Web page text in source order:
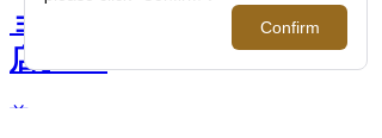
ョンを開催。【伊勢丹新宿
店】 >>
前へ